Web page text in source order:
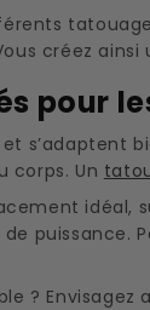
créez
pour
s’adaptent
corps. Un
idéal,
puissance.
? Envisagez